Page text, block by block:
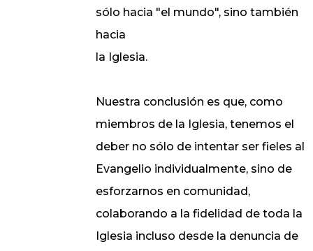
sólo hacia "el mundo", sino también
hacia
la Iglesia.
Nuestra conclusión es que, como
miembros de la Iglesia, tenemos el
deber no sólo de intentar ser fieles al
Evangelio individualmente, sino de
esforzarnos en comunidad,
colaborando a la fidelidad de toda la
Iglesia incluso desde la denuncia de